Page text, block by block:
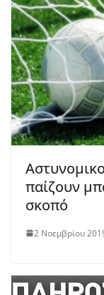
παίζουν
σκοπό
2 Νοεμβρίου